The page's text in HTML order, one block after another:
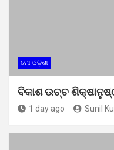
ମୋ ଓଡ଼ିଶା
ବିକାଶ ଉଚ୍ଚ
1 day ago Sunil